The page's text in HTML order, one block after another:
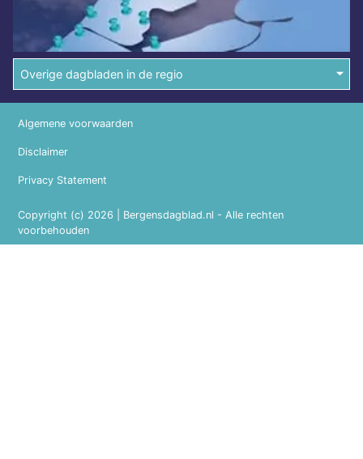
Overige dagbladen in de regio
Copyright (c) 2026 | Bergensdagblad.nl - Alle rechten
voorbehouden
Algemene voorwaarden
Disclaimer
Privacy Statement